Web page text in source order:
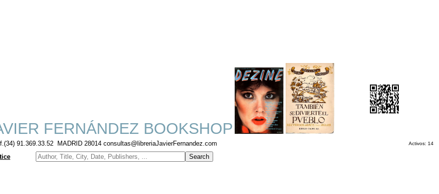
FERNÁNDEZ BOOKSHOP
91.369.33.52 MADRID 28014 consultas@libreriaJavierFernandez.com Activos: 14